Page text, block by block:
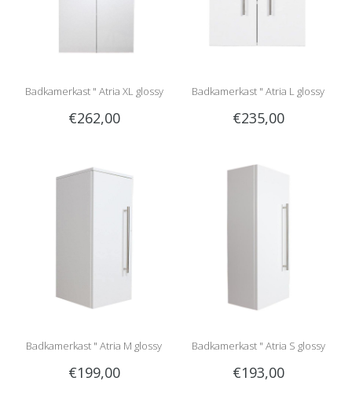
Badkamerkast " Atria XL glossy
white "
€262,00
Badkamerkast " Atria L glossy
white "
€235,00
Badkamerkast " Atria M glossy
white "
€199,00
Badkamerkast " Atria S glossy
white "
€193,00